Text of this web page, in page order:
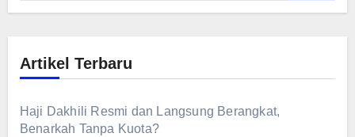
Artikel Terbaru
Haji Dakhili Resmi dan Langsung Berangkat,
Benarkah Tanpa Kuota?